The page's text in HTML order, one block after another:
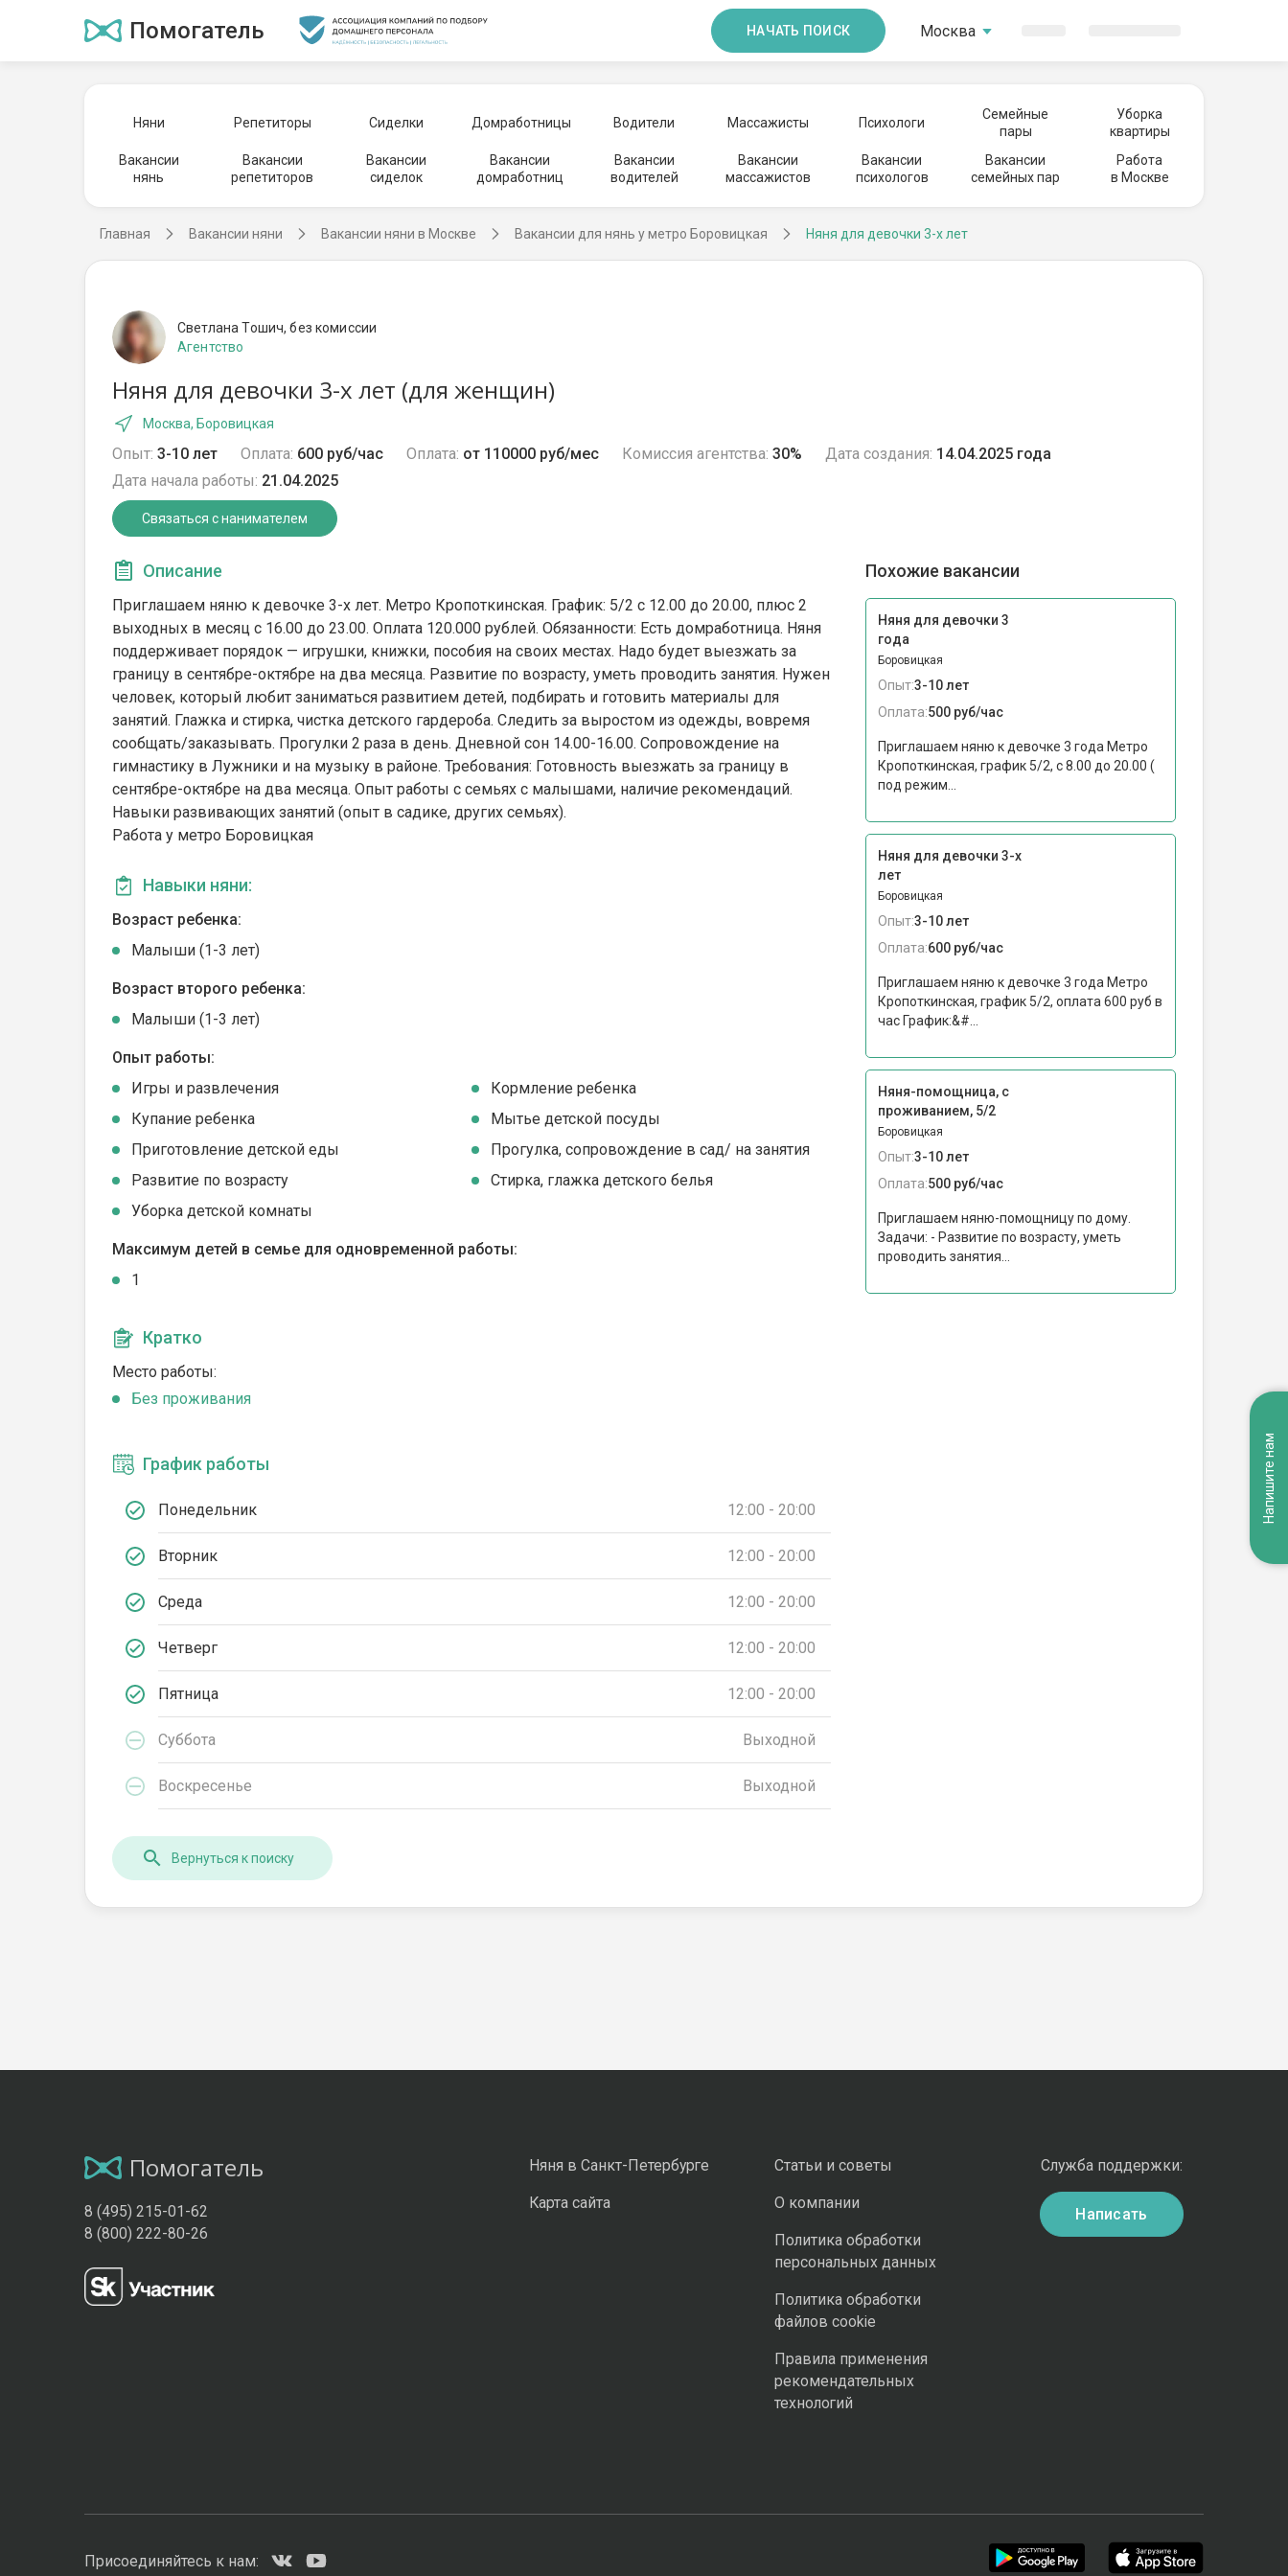
Помогатель НАЧАТЬ ПОИСК Москва
Няни Репетиторы Сиделки Домработницы Водители Массажисты Психологи
Семейные
пары
Уборка
квартиры
Вакансии
нянь
Вакансии
репетиторов
Вакансии
сиделок
Вакансии
домработниц
Вакансии
водителей
Вакансии
массажистов
Вакансии
психологов
Вакансии
семейных пар
Работа
в Москве
Главная Вакансии няни Вакансии няни в Москве Вакансии для нянь у метро Боровицкая Няня для девочки 3-х лет
Светлана Тошич, без комиссии
Агентство
Няня для девочки 3-х лет (для женщин)
Москва, Боровицкая
Опыт: 3-10 лет Оплата: 600 руб/час Оплата: от 110000 руб/мес Комиссия агентства: 30% Дата создания: 14.04.2025 года
Дата начала работы: 21.04.2025
Связаться с нанимателем
Описание
Приглашаем няню к девочке 3-х лет. Метро Кропоткинская. График: 5/2 с 12.00 до 20.00, плюс 2
выходных в месяц с 16.00 до 23.00. Оплата 120.000 рублей. Обязанности: Есть домработница. Няня
поддерживает порядок — игрушки, книжки, пособия на своих местах. Надо будет выезжать за
границу в сентябре-октябре на два месяца. Развитие по возрасту, уметь проводить занятия. Нужен
человек, который любит заниматься развитием детей, подбирать и готовить материалы для
занятий. Глажка и стирка, чистка детского гардероба. Следить за выростом из одежды, вовремя
сообщать/заказывать. Прогулки 2 раза в день. Дневной сон 14.00-16.00. Сопровождение на
гимнастику в Лужники и на музыку в районе. Требования: Готовность выезжать за границу в
сентябре-октябре на два месяца. Опыт работы с семьях с малышами, наличие рекомендаций.
Навыки развивающих занятий (опыт в садике, других семьях).
Работа у метро Боровицкая
Навыки няни:
Возраст ребенка:
Малыши (1-3 лет)
Возраст второго ребенка:
Малыши (1-3 лет)
Опыт работы:
Игры и развлечения
Кормление ребенка
Купание ребенка
Мытье детской посуды
Приготовление детской еды
Прогулка, сопровождение в сад/ на занятия
Развитие по возрасту
Стирка, глажка детского белья
Уборка детской комнаты
Максимум детей в семье для одновременной работы:
1
Кратко
Место работы:
Без проживания
График работы
Понедельник 12:00 - 20:00
Вторник 12:00 - 20:00
Среда 12:00 - 20:00
Четверг 12:00 - 20:00
Пятница 12:00 - 20:00
Суббота Выходной
Воскресенье Выходной
Похожие вакансии
Няня для девочки 3
года
Боровицкая
Опыт:3-10 лет
Оплата:500 руб/час
Приглашаем няню к девочке 3 года Метро
Кропоткинская, график 5/2, с 8.00 до 20.00 (
под режим...
Няня для девочки 3-х
лет
Боровицкая
Опыт:3-10 лет
Оплата:600 руб/час
Приглашаем няню к девочке 3 года Метро
Кропоткинская, график 5/2, оплата 600 руб в
час График:&#...
Няня-помощница, с
проживанием, 5/2
Боровицкая
Опыт:3-10 лет
Оплата:500 руб/час
Приглашаем няню-помощницу по дому.
Задачи: - Развитие по возрасту, уметь
проводить занятия...
Вернуться к поиску
Помогатель
8 (495) 215-01-62
8 (800) 222-80-26
Няня в Санкт-Петербурге
Карта сайта
Статьи и советы
О компании
Политика обработки
персональных данных
Политика обработки
файлов cookie
Правила применения
рекомендательных
технологий
Служба поддержки:
Написать
Присоединяйтесь к нам:
Напишите нам